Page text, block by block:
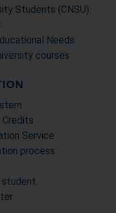
Students (CNSU)
Needs
courses
Service
process